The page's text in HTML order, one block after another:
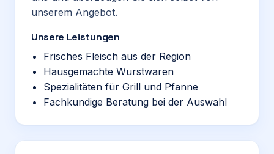
unserem Angebot.
Unsere Leistungen
Frisches Fleisch aus der Region
Hausgemachte Wurstwaren
Spezialitäten für Grill und Pfanne
Fachkundige Beratung bei der Auswahl